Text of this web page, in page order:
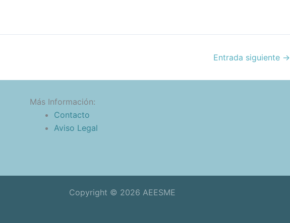
Entrada siguiente →
Más Información:
Contacto
Aviso Legal
Copyright © 2026 AEESME